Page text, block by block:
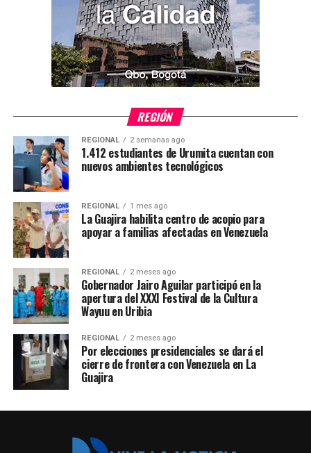
REGIÓN
REGIONAL 2 semanas ago
1.412 estudiantes de Urumita cuentan con
nuevos ambientes tecnológicos
REGIONAL 1 mes ago
La Guajira habilita centro de acopio para
apoyar a familias afectadas en Venezuela
REGIONAL 2 meses ago
Gobernador Jairo Aguilar participó en la
apertura del XXXI Festival de la Cultura
Wayuu en Uribia
REGIONAL 2 meses ago
Por elecciones presidenciales se dará el
cierre de frontera con Venezuela en La
Guajira